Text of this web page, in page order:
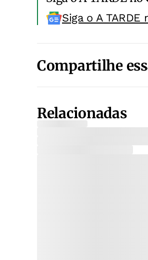
Siga o A
Compartilhe
Relacionadas